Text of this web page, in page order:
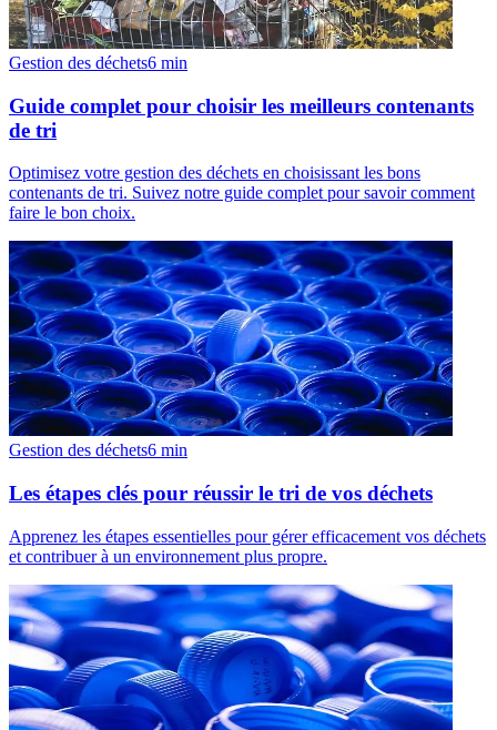
Gestion des déchets6 min
Guide complet pour choisir les meilleurs contenants
de tri
Optimisez votre gestion des déchets en choisissant les bons
contenants de tri. Suivez notre guide complet pour savoir comment
faire le bon choix.
Gestion des déchets6 min
Les étapes clés pour réussir le tri de vos déchets
Apprenez les étapes essentielles pour gérer efficacement vos déchets
et contribuer à un environnement plus propre.